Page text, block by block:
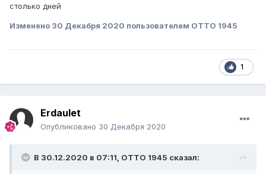
столько дней
Изменено 30 Декабря 2020 пользователем ОТТО 1945
1
Erdaulet
Опубликовано 30 Декабря 2020
В 30.12.2020 в 07:11, ОТТО 1945 сказал: